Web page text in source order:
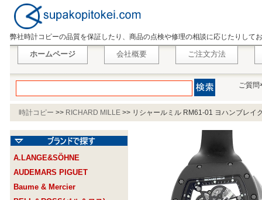
弊社時計コピーの品質を保証したり、商品の点検や修理の相談に応じたりして
ホームページ 会社概要 ご注文方法
ご質問
時計コピー >> RICHARD MILLE >> リシャールミル RM61-01 ヨハンブレイ
A.LANGE&SÖHNE
AUDEMARS PIGUET
Baume & Mercier